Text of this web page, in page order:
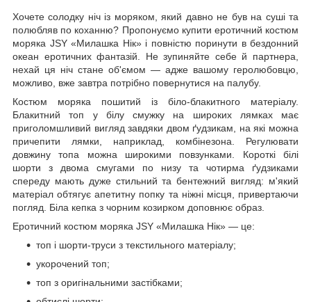
Хочете солодку ніч із моряком, який давно не був на суші та
полюбляв по коханню? Пропонуємо купити еротичний костюм
моряка JSY «Милашка Нік» і повністю поринути в бездонний
океан еротичних фантазій. Не зупиняйте себе й партнера,
нехай ця ніч стане об'ємом — адже вашому геролюбовцю,
можливо, вже завтра потрібно повернутися на палубу.
Костюм моряка пошитий із біло-блакитного матеріалу.
Блакитний топ у білу смужку на широких лямках має
приголомшливий вигляд завдяки двом ґудзикам, на які можна
причепити лямки, наприклад, комбінезона. Регулювати
довжину топа можна широкими повзунками. Короткі білі
шорти з двома смугами по низу та чотирма ґудзиками
спереду мають дуже стильний та бентежний вигляд: м'який
матеріал обтягує апетитну попку та ніжні місця, привертаючи
погляд. Біла кепка з чорним козирком доповнює образ.
Еротичний костюм моряка JSY «Милашка Нік» — це:
топ і шорти-труси з текстильного матеріалу;
укорочений топ;
топ з оригінальними застібками;